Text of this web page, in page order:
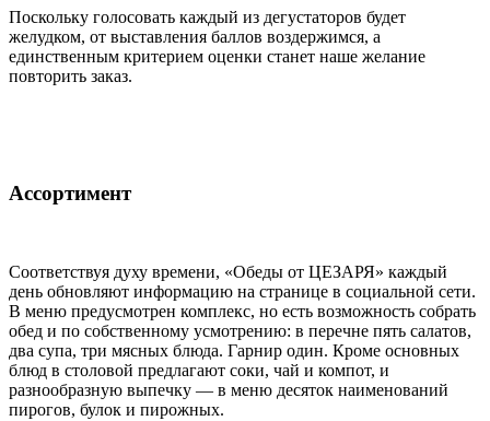
Поскольку голосовать каждый из дегустаторов будет
желудком, от выставления баллов воздержимся, а
единственным критерием оценки станет наше желание
повторить заказ.
Ассортимент
Соответствуя духу времени, «Обеды от ЦЕЗАРЯ» каждый
день обновляют информацию на странице в социальной сети.
В меню предусмотрен комплекс, но есть возможность собрать
обед и по собственному усмотрению: в перечне пять салатов,
два супа, три мясных блюда. Гарнир один. Кроме основных
блюд в столовой предлагают соки, чай и компот, и
разнообразную выпечку — в меню десяток наименований
пирогов, булок и пирожных.